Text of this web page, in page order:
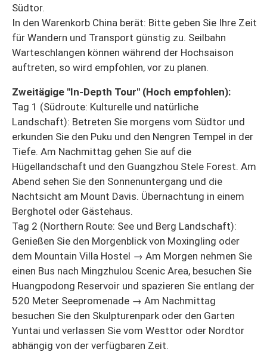
Südtor.
In den Warenkorb China berät: Bitte geben Sie Ihre Zeit
für Wandern und Transport günstig zu. Seilbahn
Warteschlangen können während der Hochsaison
auftreten, so wird empfohlen, vor zu planen.
Zweitägige "In-Depth Tour" (Hoch empfohlen):
Tag 1 (Südroute: Kulturelle und natürliche
Landschaft): Betreten Sie morgens vom Südtor und
erkunden Sie den Puku und den Nengren Tempel in der
Tiefe. Am Nachmittag gehen Sie auf die
Hügellandschaft und den Guangzhou Stele Forest. Am
Abend sehen Sie den Sonnenuntergang und die
Nachtsicht am Mount Davis. Übernachtung in einem
Berghotel oder Gästehaus.
Tag 2 (Northern Route: See und Berg Landschaft):
Genießen Sie den Morgenblick von Moxingling oder
dem Mountain Villa Hostel → Am Morgen nehmen Sie
einen Bus nach Mingzhulou Scenic Area, besuchen Sie
Huangpodong Reservoir und spazieren Sie entlang der
520 Meter Seepromenade → Am Nachmittag
besuchen Sie den Skulpturenpark oder den Garten
Yuntai und verlassen Sie vom Westtor oder Nordtor
abhängig von der verfügbaren Zeit.